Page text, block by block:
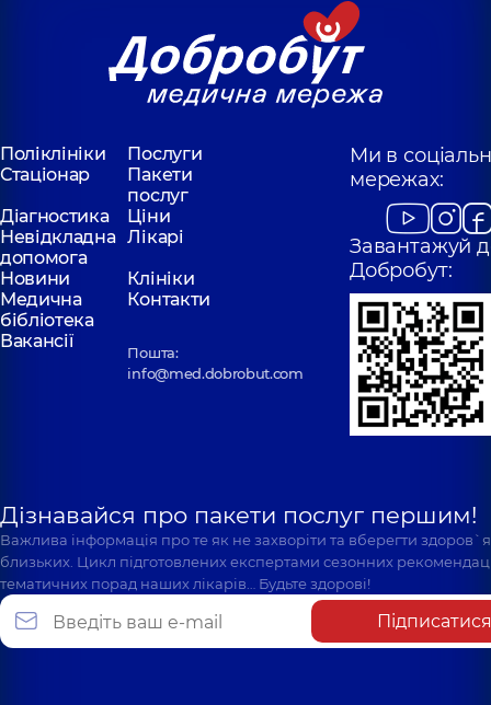
Поліклініки
Послуги
Стаціонар
Пакети
послуг
Діагностика
Ціни
Невідкладна
допомога
Лікарі
Новини
Клініки
Медична
бібліотека
Контакти
Вакансії
Пошта:
info@med.dobrobut.com
Ми в
мережах:
Завантажуй
Добробут:
Дізнавайся про пакети послуг першим!
Важлива інформація про те як не захворіти та вберегти
близьких. Цикл підготовлених експертами сезонних
тематичних порад наших лікарів… Будьте здорові!
Підписатися